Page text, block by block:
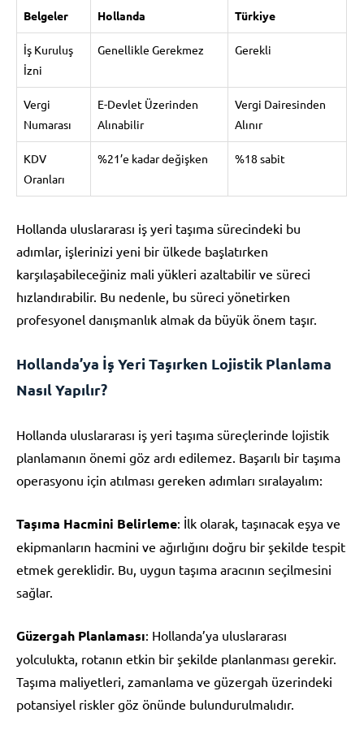
Belgeler Hollanda Türkiye
İş Kuruluş
İzni
Genellikle Gerekmez Gerekli
Vergi
Numarası
E-Devlet Üzerinden
Alınabilir
Vergi Dairesinden
Alınır
KDV
Oranları
%21’e kadar değişken %18 sabit
Hollanda uluslararası iş yeri taşıma sürecindeki bu
adımlar, işlerinizi yeni bir ülkede başlatırken
karşılaşabileceğiniz mali yükleri azaltabilir ve süreci
hızlandırabilir. Bu nedenle, bu süreci yönetirken
profesyonel danışmanlık almak da büyük önem taşır.
Hollanda’ya İş Yeri Taşırken Lojistik Planlama
Nasıl Yapılır?
Hollanda uluslararası iş yeri taşıma süreçlerinde lojistik
planlamanın önemi göz ardı edilemez. Başarılı bir taşıma
operasyonu için atılması gereken adımları sıralayalım:
Taşıma Hacmini Belirleme: İlk olarak, taşınacak eşya ve
ekipmanların hacmini ve ağırlığını doğru bir şekilde tespit
etmek gereklidir. Bu, uygun taşıma aracının seçilmesini
sağlar.
Güzergah Planlaması: Hollanda’ya uluslararası
yolculukta, rotanın etkin bir şekilde planlanması gerekir.
Taşıma maliyetleri, zamanlama ve güzergah üzerindeki
potansiyel riskler göz önünde bulundurulmalıdır.